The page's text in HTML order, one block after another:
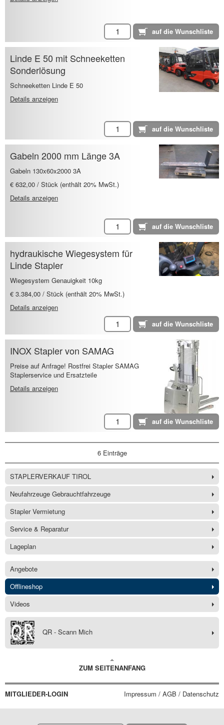
Linde E 50 mit Schneeketten
Sonderlösung
Schneeketten Linde E 50
Details anzeigen
Gabeln 2000 mm Länge 3A
Gabeln 130x60x2000 3A
€ 632,00 / Stück (enthält 20% MwSt.)
Details anzeigen
hydraukische Wiegesystem für
Linde Stapler
Wiegesystem Genauigkeit 10kg
€ 3.384,00 / Stück (enthält 20% MwSt.)
Details anzeigen
INOX Stapler von SAMAG
Preise auf Anfrage! Rostfrei Stapler SAMAG
Staplerservice und Ersatzteile
Details anzeigen
6 Einträge
STAPLERVERKAUF TIROL
Neufahrzeuge Gebrauchtfahrzeuge
Stapler Vermietung
Service & Reparatur
Lageplan
Angebote
Offlineshop
Videos
QR - Scann Mich
ZUM SEITENANFANG
MITGLIEDER-LOGIN Impressum / AGB / Datenschutz